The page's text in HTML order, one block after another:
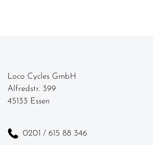
Loco Cycles GmbH
Alfredstr. 399
45133 Essen
0201 / 615 88 346